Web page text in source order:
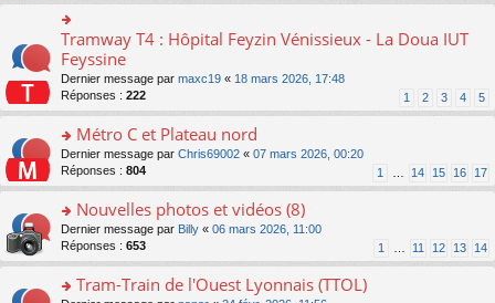
c
e
nt
pl
u
s
ré
c
e
n
o
n
lu
le
pl
u
s
ré
c
s
s
g
e
n
lu
le
pl
u
s
ré
c
er
le
m
e
s
s
a
g
e
n
o
n
lu
le
pl
u
ré
o
n
ult
er
le
m
e
s
s
a
g
e
n
o
n
Tramway T4 : Hôpital Feyzin Vénissieux - La Doua IUT
Feyssine
Dernier message par maxc19 « 18 mars 2026, 17:48
Réponses : 222 1 2 3 4 5
o
n
s
ult
er
le
m
e
s
Métro C et Plateau nord
Dernier message par Chris69002 « 07 mars 2026, 00:20
Réponses : 804 1 14 15 16 17
o
n
s
ult
er
Nouvelles photos et vidéos (8)
Dernier message par Billy « 06 mars 2026, 11:00
Réponses : 653 1 11 12 13 14
Tram-Train de l'Ouest Lyonnais (TTOL)